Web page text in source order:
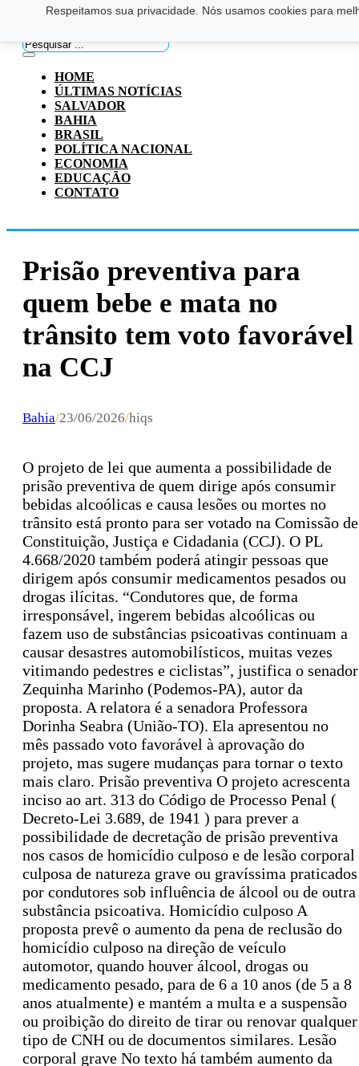
Respeitamos sua privacidade. Nós usamos cookies para
Saltar para o conteúdo principal Ir para o footer
Pesquisar
...
HOME
ÚLTIMAS NOTÍCIAS
SALVADOR
BAHIA
BRASIL
POLÍTICA NACIONAL
ECONOMIA
EDUCAÇÃO
CONTATO
Prisão preventiva para
quem bebe e mata no
trânsito tem voto favorável
na CCJ
Bahia/23/06/2026/hiqs
O projeto de lei que aumenta a possibilidade de
prisão preventiva de quem dirige após consumir
bebidas alcoólicas e causa lesões ou mortes no
trânsito está pronto para ser votado na Comissão de
Constituição, Justiça e Cidadania (CCJ). O PL
4.668/2020 também poderá atingir pessoas que
dirigem após consumir medicamentos pesados ou
drogas ilícitas. “Condutores que, de forma
irresponsável, ingerem bebidas alcoólicas ou
fazem uso de substâncias psicoativas continuam a
causar desastres automobilísticos, muitas vezes
vitimando pedestres e ciclistas”, justifica o senador
Zequinha Marinho (Podemos-PA), autor da
proposta. A relatora é a senadora Professora
Dorinha Seabra (União-TO). Ela apresentou no
mês passado voto favorável à aprovação do
projeto, mas sugere mudanças para tornar o texto
mais claro. Prisão preventiva O projeto acrescenta
inciso ao art. 313 do Código de Processo Penal (
Decreto-Lei 3.689, de 1941 ) para prever a
possibilidade de decretação de prisão preventiva
nos casos de homicídio culposo e de lesão corporal
culposa de natureza grave ou gravíssima praticados
por condutores sob influência de álcool ou de outra
substância psicoativa. Homicídio culposo A
proposta prevê o aumento da pena de reclusão do
homicídio culposo na direção de veículo
automotor, quando houver álcool, drogas ou
medicamento pesado, para de 6 a 10 anos (de 5 a 8
anos atualmente) e mantém a multa e a suspensão
ou proibição do direito de tirar ou renovar qualquer
tipo de CNH ou de documentos similares. Lesão
corporal grave No texto há também aumento da